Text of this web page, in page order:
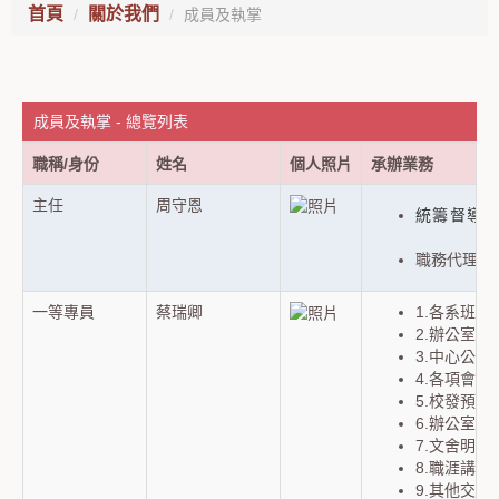
首頁 關於我們 成員及執掌
成員及執掌 - 總覽列表
職稱/身份 姓名 個人照片 承辦業務
主任 周守恩
統籌督導
職務代理人
一等專員 蔡瑞卿
1.各系班級
2.辦公室個
3.中心公文
4.各項會議
5.校發預算
6.辦公室總
7.文舍明日
8.職涯講座
9.其他交辦